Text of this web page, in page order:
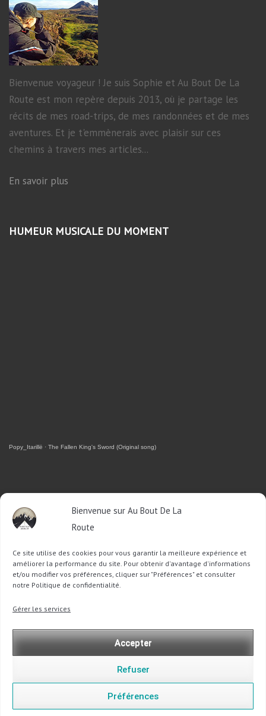
Bienvenue sur Au Bout De La
Route
Ce site utilise des cookies pour vous garantir la meilleure expérience et
améliorer la performance du site. Pour obtenir d'avantage d'informations
et/ou modifier vos préférences, cliquer sur "Préférences" et consulter
notre Politique de confidentialité.
Gérer les services
Accepter
Refuser
Préférences
Bienvenue voyageur ! Je suis Sophie et Au Bout De La
Route est mon repère depuis 2013, où je partage les
récits de mes road-trips, de mes randonnées et de mes
aventures. Et je t'emmènerais avec plaisir sur ces
chemins à travers mes articles...
En savoir plus
HUMEUR MUSICALE DU MOMENT
Popy_Itarillë · The Fallen King's Sword (Original song)
RETROUVEZ-MOI SUR FACEBOOK
OU SUR TWITTER
Follow @Sophie_ABDLRTweet to @Sophie_ABDLR
:
Copyright @ 2013-2026 Au Bout De La Route |Mentions légales